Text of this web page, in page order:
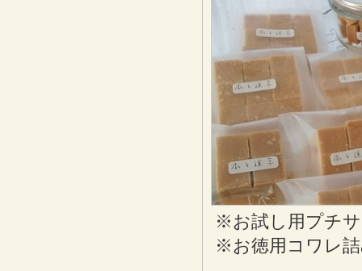
※お試し用プチサ
※お徳用コワレ